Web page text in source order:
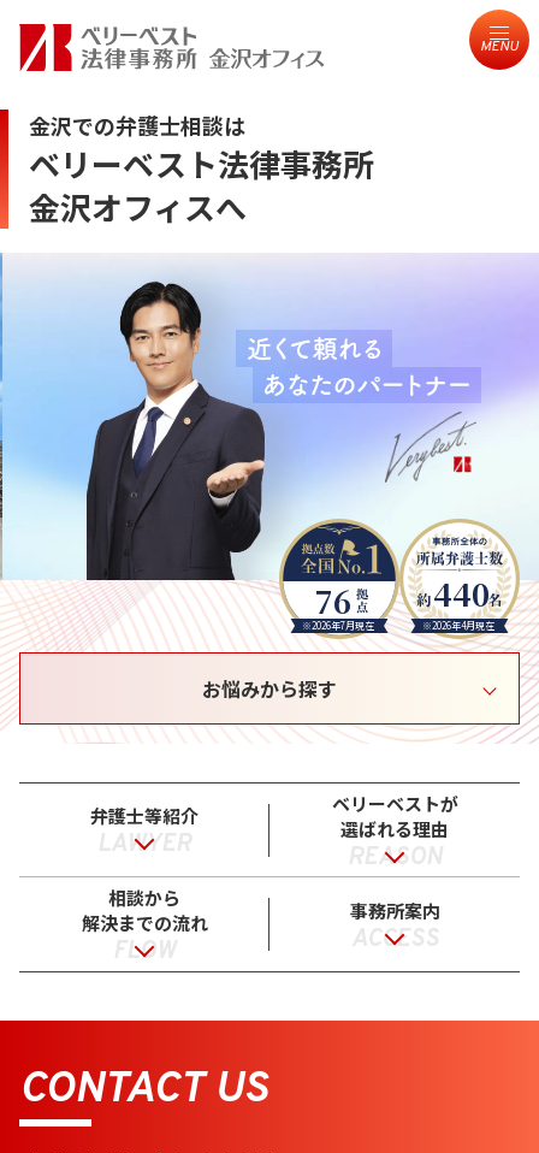
MENU
金沢での弁護士相談は
ベリーベスト法律事務所
金沢オフィスへ
76
※2026年7月現在
440
※2026年4月現在
お悩みから探す
弁護士等紹介
LAWYER
ベリーベストが
選ばれる理由
REASON
相談から
解決までの流れ
FLOW
事務所案内
ACCESS
CONTACT US